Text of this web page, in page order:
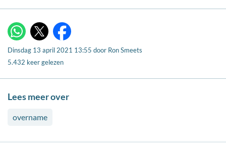
WhatsApp
X Facebook
Dinsdag 13 april 2021 13:55 door Ron Smeets
5.432 keer gelezen
Lees meer over
overname